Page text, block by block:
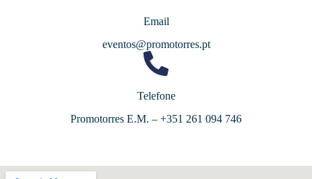
Email
eventos@promotorres.pt
Telefone
Promotorres E.M. – +351 261 094 746